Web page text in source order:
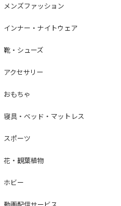
メンズファッション
インナー・ナイトウェア
靴・シューズ
アクセサリー
おもちゃ
寝具・ベッド・マットレス
スポーツ
花・観葉植物
ホビー